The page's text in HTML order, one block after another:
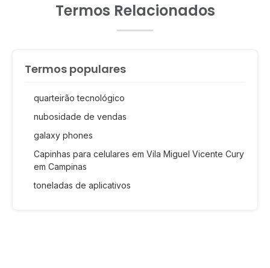
Termos Relacionados
Termos populares
quarteirão tecnológico
nubosidade de vendas
galaxy phones
Capinhas para celulares em Vila Miguel Vicente Cury
em Campinas
toneladas de aplicativos